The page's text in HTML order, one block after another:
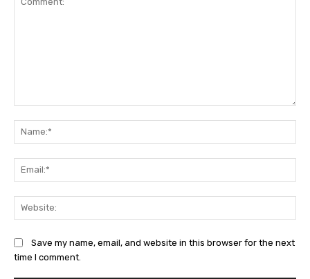
Save my name, email, and website in this browser for the next
time I comment.